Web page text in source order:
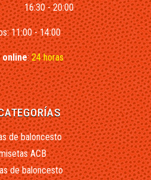
16:30 - 20:00
11:00 - 14:00
online:24 horas
de baloncesto
ACB
de baloncesto